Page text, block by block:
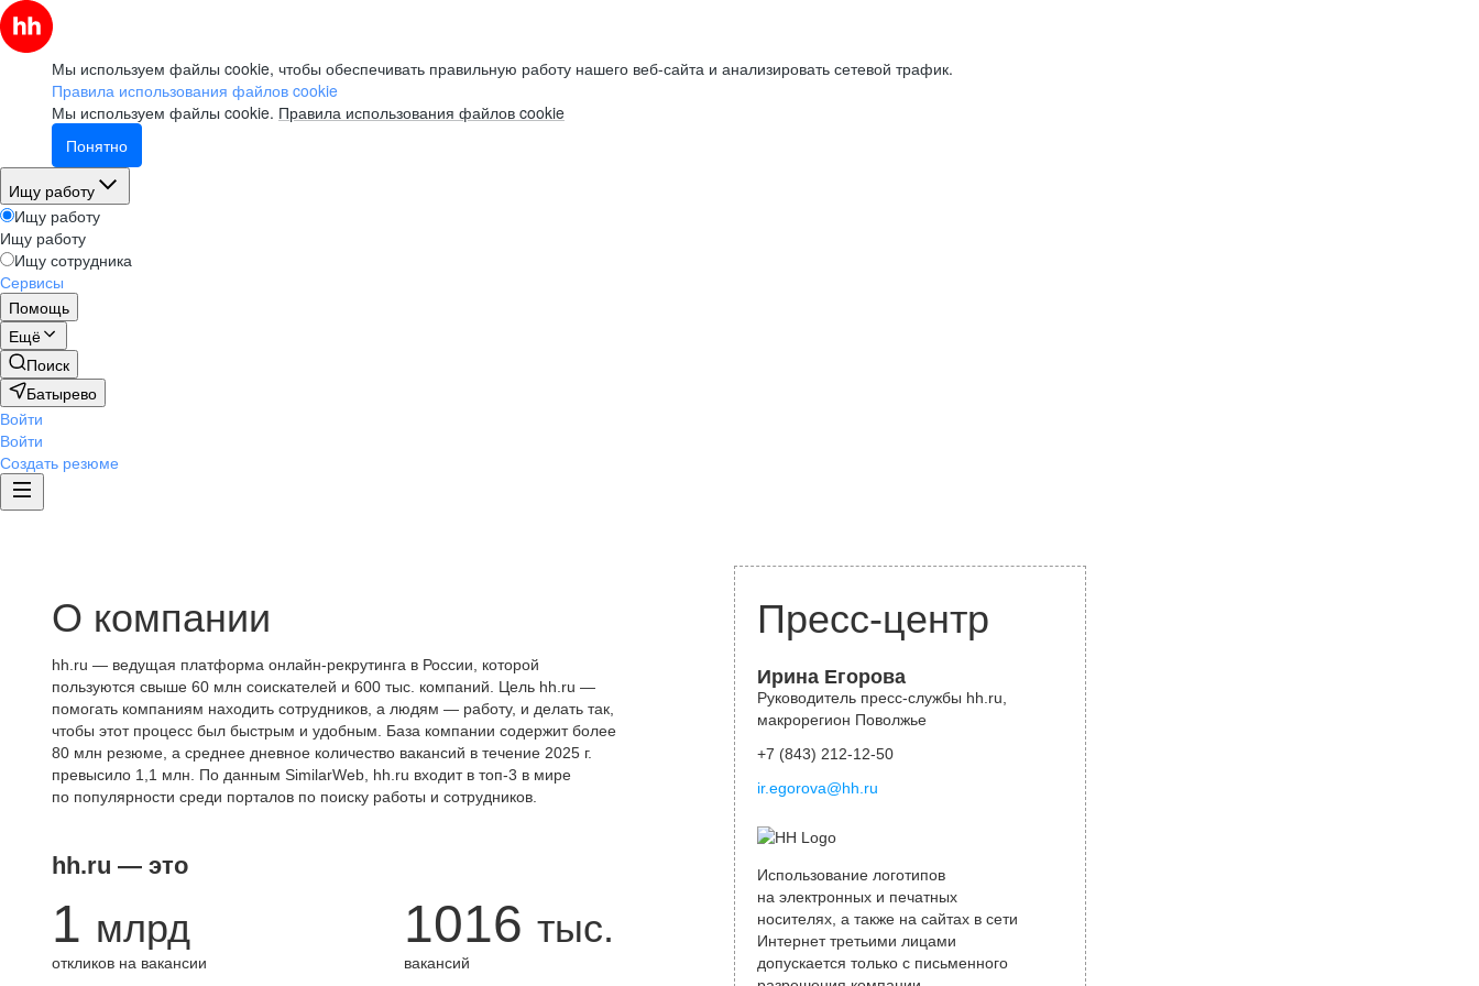
Мы используем файлы cookie, чтобы обеспечивать правильную работу нашего веб-сайта и анализировать сетевой трафик.
Правила использования файлов cookie
Мы используем файлы cookie. Правила использования файлов cookie
Понятно
Ищу работу
Ищу работу
Ищу работу
Ищу сотрудника
Сервисы
Помощь
Ещё
Поиск
Батырево
Войти
Войти
Создать резюме
О компании
hh.ru — ведущая платформа онлайн-рекрутинга в России, которой
пользуются свыше 60 млн соискателей и 600 тыс. компаний. Цель hh.ru —
помогать компаниям находить сотрудников, а людям — работу, и делать так,
чтобы этот процесс был быстрым и удобным. База компании содержит более
80 млн резюме, а среднее дневное количество вакансий в течение 2025 г.
превысило 1,1 млн. По данным SimilarWeb, hh.ru входит в топ-3 в мире
по популярности среди порталов по поиску работы и сотрудников.
hh.ru — это
1 млрд
откликов на вакансии
1016 тыс.
вакансий
Пресс-центр
Ирина Егорова
Руководитель пресс-службы hh.ru,
макрорегион Поволжье
+7 (843) 212-12-50
ir.egorova@hh.ru
Использование логотипов
на электронных и печатных
носителях, а также на сайтах в сети
Интернет третьими лицами
допускается только с письменного